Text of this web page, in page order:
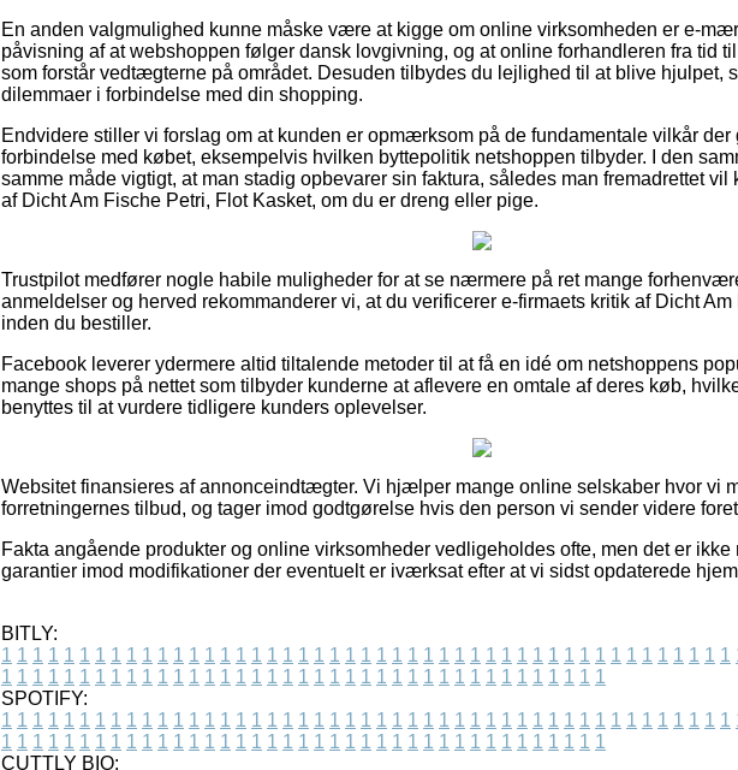
En anden valgmulighed kunne måske være at kigge om online virksomheden er e-
påvisning af at webshoppen følger dansk lovgivning, og at online forhandleren fra tid
som forstår vedtægterne på området. Desuden tilbydes du lejlighed til at blive hjulpet,
dilemmaer i forbindelse med din shopping.
Endvidere stiller vi forslag om at kunden er opmærksom på de fundamentale vilkår
forbindelse med købet, eksempelvis hvilken byttepolitik netshoppen tilbyder. I den
samme måde vigtigt, at man stadig opbevarer sin faktura, således man fremadrettet
af Dicht Am Fische Petri, Flot Kasket, om du er dreng eller pige.
Trustpilot medfører nogle habile muligheder for at se nærmere på ret mange
anmeldelser og herved rekommanderer vi, at du verificerer e-firmaets kritik af Dicht
inden du bestiller.
Facebook leverer ydermere altid tiltalende metoder til at få en idé om netshoppens
mange shops på nettet som tilbyder kunderne at aflevere en omtale af deres køb,
benyttes til at vurdere tidligere kunders oplevelser.
Websitet finansieres af annonceindtægter. Vi hjælper mange online selskaber hvor vi
forretningernes tilbud, og tager imod godtgørelse hvis den person vi sender videre
Fakta angående produkter og online virksomheder vedligeholdes ofte, men det er ikke
garantier imod modifikationer der eventuelt er iværksat efter at vi sidst opdaterede
BITLY:
1 1 1 1 1 1 1 1 1 1 1 1 1 1 1 1 1 1 1 1 1 1 1 1 1 1 1 1 1 1 1 1 1 1 1 1 1 1 1 1 1 1 1 1 1 1 1
1 1 1 1 1 1 1 1 1 1 1 1 1 1 1 1 1 1 1 1 1 1 1 1 1 1 1 1 1 1 1 1 1 1 1 1 1 1 1
SPOTIFY:
1 1 1 1 1 1 1 1 1 1 1 1 1 1 1 1 1 1 1 1 1 1 1 1 1 1 1 1 1 1 1 1 1 1 1 1 1 1 1 1 1 1 1 1 1 1 1
1 1 1 1 1 1 1 1 1 1 1 1 1 1 1 1 1 1 1 1 1 1 1 1 1 1 1 1 1 1 1 1 1 1 1 1 1 1 1
CUTTLY BIO: